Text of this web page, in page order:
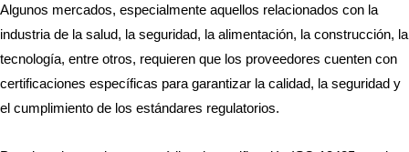
Algunos mercados, especialmente aquellos relacionados con la
industria de la salud, la seguridad, la alimentación, la construcción, la
tecnología, entre otros, requieren que los proveedores cuenten con
certificaciones específicas para garantizar la calidad, la seguridad y
el cumplimiento de los estándares regulatorios.